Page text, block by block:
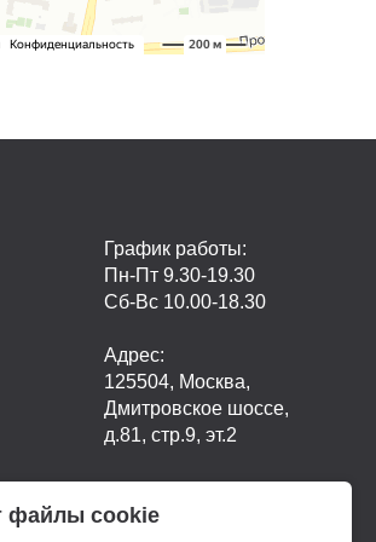
файлы cookie
График работы:
Пн-Пт 9.30-19.30
Сб-Вс 10.00-18.30
Адрес:
125504, Москва,
Дмитровское шоссе,
д.81, стр.9, эт.2